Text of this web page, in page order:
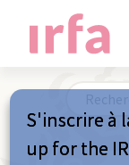
S'inscrire à
up for the